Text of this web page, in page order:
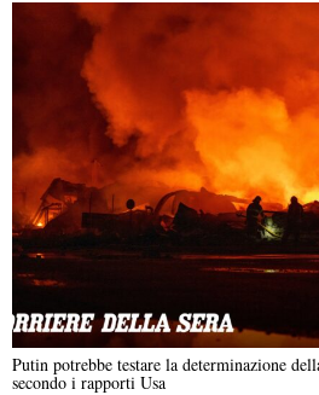
Putin potrebbe testare la determinazione
secondo i rapporti Usa